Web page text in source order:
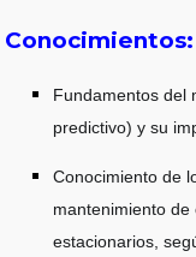
Conocimientos:
Fundamentos del
predictivo) y su
Conocimiento de
mantenimiento
estacionarios,